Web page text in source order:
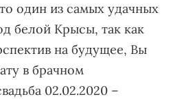
один из самых удачных
белой Крысы, так как
на будущее, Вы
в брачном
02.02.2020 –